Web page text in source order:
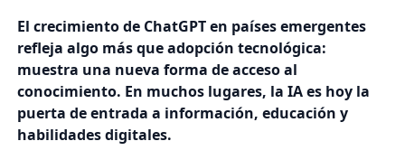
El crecimiento de ChatGPT en países emergentes
refleja algo más que adopción tecnológica:
muestra una nueva forma de acceso al
conocimiento. En muchos lugares, la IA es hoy la
puerta de entrada a información, educación y
habilidades digitales.